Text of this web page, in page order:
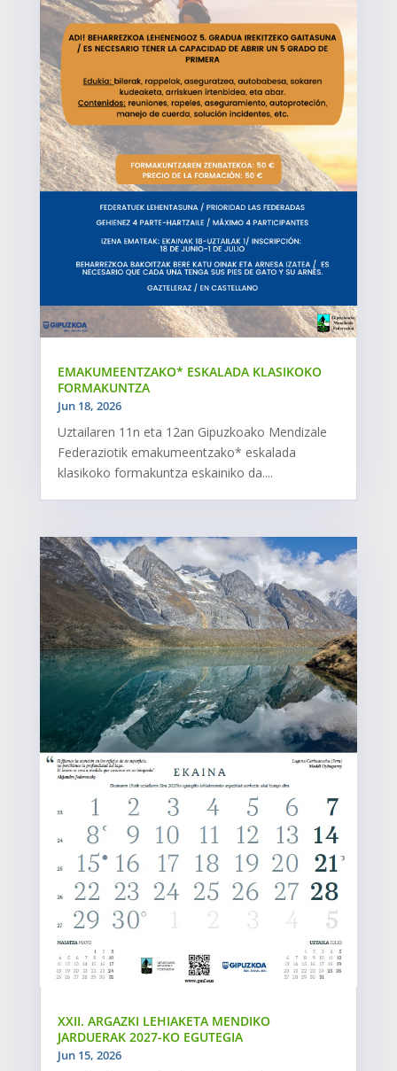
EMAKUMEENTZAKO* ESKALADA KLASIKOKO
FORMAKUNTZA
Jun 18, 2026
Uztailaren 11n eta 12an Gipuzkoako Mendizale
Federaziotik emakumeentzako* eskalada
klasikoko formakuntza eskainiko da....
XXII. ARGAZKI LEHIAKETA MENDIKO
JARDUERAK 2027-KO EGUTEGIA
Jun 15, 2026